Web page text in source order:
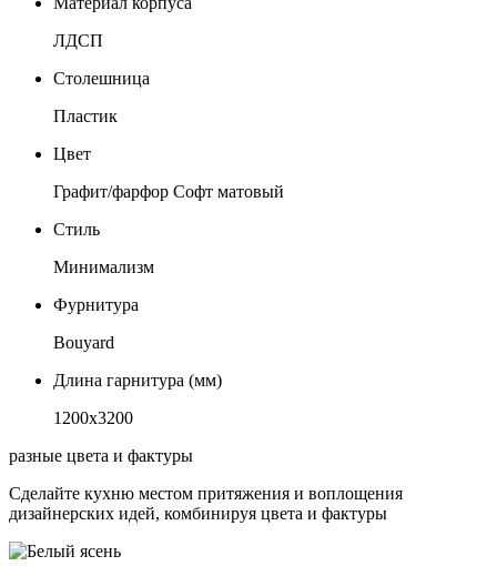
ЛДСП
Столешница
Пластик
Цвет
Графит/фарфор Софт матовый
Стиль
Минимализм
Фурнитура
Bouyard
Длина гарнитура (мм)
1200х3200
разные цвета и фактуры
Сделайте кухню местом притяжения и воплощения
дизайнерских идей, комбинируя цвета и фактуры